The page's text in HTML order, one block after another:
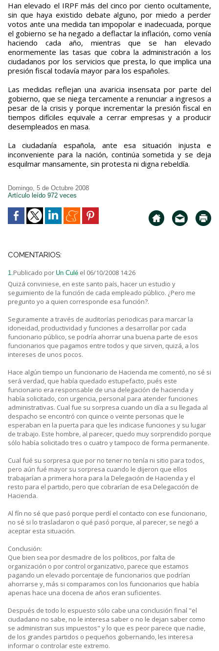
Han elevado el IRPF más del cinco por ciento ocultamente,
sin que haya existido debate alguno, por miedo a perder
votos ante una medida tan impopolar e inadecuada, porque
el gobierno se ha negado a deflactar la inflación, como venía
haciendo cada año, mientras que se han elevado
enormemente las tasas que cobra la administración a los
ciudadanos por los servicios que presta, lo que implica una
presión fiscal todavía mayor para los españoles.
Las medidas reflejan una avaricia insensata por parte del
gobierno, que se niega tercamente a renunciar a ingresos a
pesar de la crisis y porque incrementar la presión fiscal en
tiempos difíciles equivale a cerrar empresas y a producir
desempleados en masa.
La ciudadanía española, ante esa situación injusta e
inconveniente para la nación, continúa sometida y se deja
esquilmar mansamente, sin protesta ni digna rebeldía.
Domingo, 5 de Octubre 2008
Artículo leído 972 veces
COMENTARIOS:
1.Publicado por Un Culé el 06/10/2008 14:26
Quizá conviniese, en este santo país, hacer un estudio y
seguimiento de la función de cada empleado público. ¿Pero me
pregunto yo a quien corresponde esa función?.
Seguramente a través de auditorías periodicas para marcar la
idoneidad, productividad y funciones a desarrollar por cada
funcionario público, se podría ahorrar una buena parte de esos
funcionarios que pagamos entre todos y que sirven, quizá, a los
intereses de unos pocos.
Hace algún tiempo un funcionario de Hacienda me comentó, no sé si
será verdad, que había quedado estupefacto, pués este
funcionario era responsable de una delegación de hacienda y
había solicitado, con urgencia, personal para atender funciones
administrativas. Cual fue su sorpresa cuando un día a su llegada al
despacho se encontró con quince o veinte personas que le
esperaban en la puerta para que les indicase funciones y su lugar
de trabajo. Este hombre, al parecer, quedo muy sorprendido porque
sólo había solicitado tres o cuatro y tampoco de forma permanente.
Cual fué su sorpresa que por no tener no tenía ni sitio para todos,
pero aún fué mayor su sorpresa cuando le dijeron que ellos
trabajarían a primera hora para la Delegación de Hacienda y el
resto para el partido, pero que cobrarían de esa Delegacción de
Hacienda.
Al fín no sé que pasó porque perdí el contacto con ese funcionario,
no sé si lo trasladaron o qué pasó porque, al parecer, se negó a
aceptar esta situación.
Conclusión:
Que bien sea por desmadre de los políticos, por falta de
organización o por control organizativo, parece que estamos
pagando un elevado porcentaje de funcionarios que podrían
ahorrarse y, más si comparamos con los funcionarios que había
apenas hace una docena de años eran suficientes.
Después de todo lo espuesto sólo cabe una conclusión final "el
ciudadano no sabe, no le interesa saber o no le dejan saber como
se administran sus impuestos" y lo que es peor parece que nadie,
de los grandes partidos o pequeños gobernando, les interesa
informar o controlar este extremo.